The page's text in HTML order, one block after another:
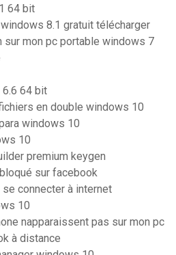
64 bit
8.1 gratuit télécharger
sur mon pc portable windows 7
6.6 64 bit
en double windows 10
windows 10
10
premium keygen
sur facebook
connecter à internet
10
napparaissent pas sur mon pc
à distance